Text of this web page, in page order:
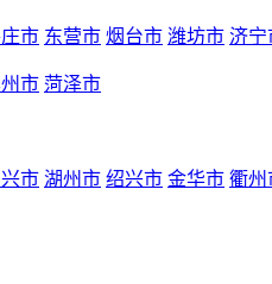
市 东营市 烟台市 潍坊市 济宁
市 菏泽市
市 湖州市 绍兴市 金华市 衢州